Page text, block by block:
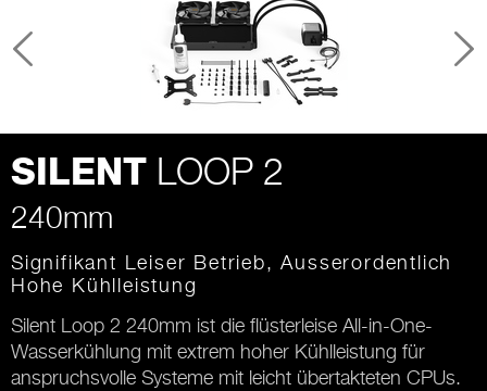
SILENT LOOP 2
240mm
Signifikant Leiser Betrieb, Ausserordentlich
Hohe Kühlleistung
Silent Loop 2 240mm ist die flüsterleise All-in-One-
Wasserkühlung mit extrem hoher Kühlleistung für
anspruchsvolle Systeme mit leicht übertakteten CPUs.